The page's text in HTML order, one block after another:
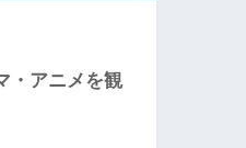
・アニメを観